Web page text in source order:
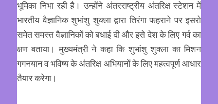
भूमिका निभा रही है। उन्होंने अंतरराष्ट्रीय अंतरिक्ष स्टेशन में
भारतीय वैज्ञानिक शुभांशु शुक्ला द्वारा तिरंगा फहराने पर इसरो
समेत समस्त वैज्ञानिकों को बधाई दी और इसे देश के लिए गर्व का
क्षण बताया। मुख्यमंत्री ने कहा कि शुभांशु शुक्ला का मिशन
गगनयान व भविष्य के अंतरिक्ष अभियानों के लिए महत्वपूर्ण आधार
तैयार करेगा।